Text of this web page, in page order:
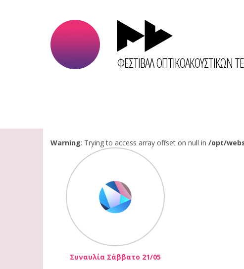
ΦΕΣΤΙΒΑΛ ΟΠΤΙΚΟΑΚΟΥΣΤΙΚΩΝ
Warning: Trying to access array offset on null in /opt/
Συναυλία Σάββατο 21/05